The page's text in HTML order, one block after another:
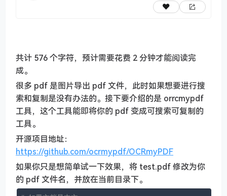
共计 576 个字符，预计需要花费 2 分钟才能阅读完
成。
很多 pdf 是图片导出 pdf 文件，此时如果想要进行搜
索和复制是没有办法的。接下要介绍的是 orrcmypdf
工具，这个工具能即将你的 pdf 变成可搜索可复制的
工具。
开源项目地址：
https://github.com/ocrmypdf/OCRmyPDF
如果你只是想简单试一下效果，将 test.pdf 修改为你
的 pdf 文件名，并放在当前目录下。